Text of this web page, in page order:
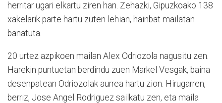
herritar ugari elkartu ziren han. Zehazki, Gipuzkoako 138
xakelarik parte hartu zuten lehian, hainbat mailatan
banatuta.
20 urtez azpikoen mailan Alex Odriozola nagusitu zen.
Harekin puntuetan berdindu zuen Markel Vesgak, baina
desenpatean Odriozolak aurrea hartu zion. Hirugarren,
berriz, Jose Angel Rodriguez sailkatu zen, eta maila